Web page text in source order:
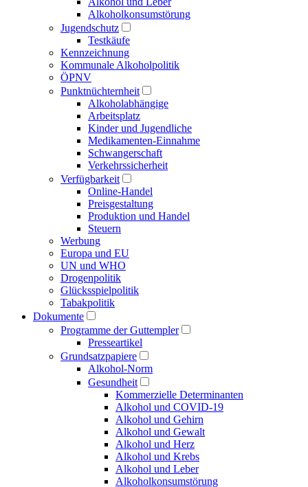
Alkoholkonsumstörung
Jugendschutz
Testkäufe
Kennzeichnung
Kommunale Alkoholpolitik
ÖPNV
Punktnüchternheit
Alkoholabhängige
Arbeitsplatz
Kinder und Jugendliche
Medikamenten-Einnahme
Schwangerschaft
Verkehrssicherheit
Verfügbarkeit
Online-Handel
Preisgestaltung
Produktion und Handel
Steuern
Werbung
Europa und EU
UN und WHO
Drogenpolitik
Glücksspielpolitik
Tabakpolitik
Dokumente
Programme der Guttempler
Presse­artikel
Grundsatzpapiere
Alkohol-Norm
Gesundheit
Kommerzielle Determinanten
Alkohol und COVID-19
Alkohol und Gehirn
Alkohol und Gewalt
Alkohol und Herz
Alkohol und Krebs
Alkohol und Leber
Alkoholkonsumstörung